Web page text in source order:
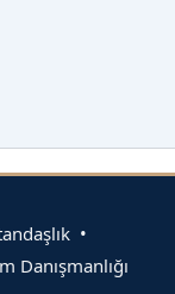
•
Danışmanlığı